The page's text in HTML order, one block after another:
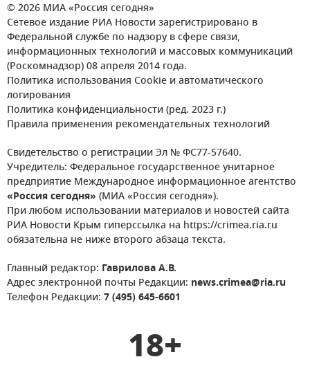
© 2026 МИА «Россия сегодня»
Сетевое издание РИА Новости зарегистрировано в
Федеральной службе по надзору в сфере связи,
информационных технологий и массовых коммуникаций
(Роскомнадзор) 08 апреля 2014 года.
Политика использования Cookie и автоматического
логирования
Политика конфиденциальности (ред. 2023 г.)
Правила применения рекомендательных технологий
Свидетельство о регистрации Эл № ФС77-57640.
Учредитель: Федеральное государственное унитарное
предприятие Международное информационное агентство
«Россия сегодня» (МИА «Россия сегодня»).
При любом использовании материалов и новостей сайта
РИА Новости Крым гиперссылка на https://crimea.ria.ru
обязательна не ниже второго абзаца текста.
Главный редактор: Гаврилова А.В.
Адрес электронной почты Редакции: news.crimea@ria.ru
Телефон Редакции: 7 (495) 645-6601
18+